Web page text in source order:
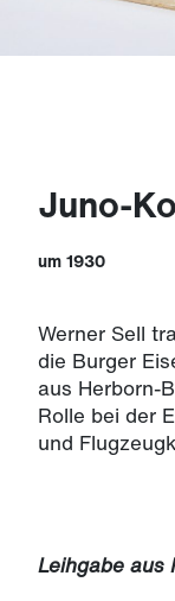
Juno-
um 1930
Werner Sell
die Burger
aus Herborn-
Rolle bei der
und
Leihgabe aus